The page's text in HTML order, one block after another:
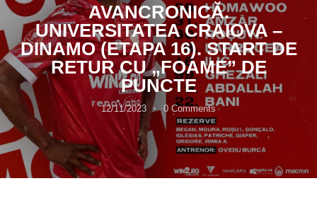
AVANCRONICĂ.
UNIVERSITATEA CRAIOVA –
DINAMO (ETAPA 16). START DE
RETUR CU „FOAME” DE
PUNCTE
12/11/2023 0 Comments